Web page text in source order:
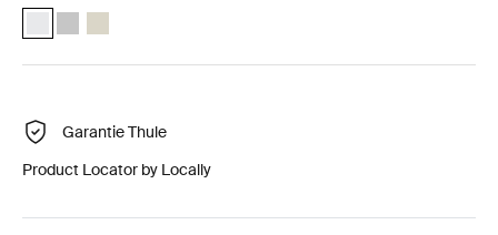
Thule Omnistor 9200 Motorized (6.00x3.00) Blanc (selected)
Thule Omnistor 9200 Motorized (6.00x3.00) Anodisé
Thule Omnistor 9200 Motorized (6.00x3.00) Crème
Garantie Thule
Product Locator by Locally